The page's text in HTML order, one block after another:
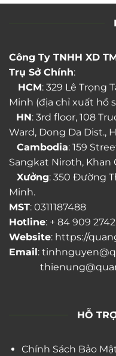
Công Ty TNHH XD
Trụ Sở Chính:
HCM: 329 Lê Trọng
Minh (địa chỉ xuất hồ
HN: 3rd floor, 108
Ward, Dong Da Dist.,
Cambodia: 159
Sangkat Niroth, Khan
Xưởng: 350 Đường
Minh.
MST: 0311187488
Hotline: + 84 909
Website: https://
Email:
HỖ
Chính Sách Bảo